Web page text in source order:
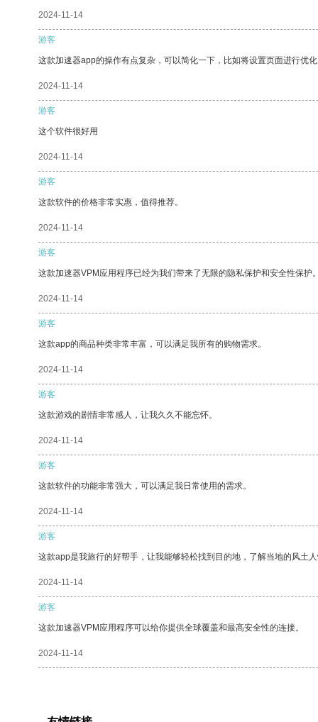
2024-11-14
游客
这款加速器app的操作有点复杂，可以简化一下，比如将设置页面进行优
2024-11-14
游客
这个软件很好用
2024-11-14
游客
这款软件的价格非常实惠，值得推荐。
2024-11-14
游客
这款加速器VPM应用程序已经为我们带来了无限的隐私保护和安全性保护
2024-11-14
游客
这款app的商品种类非常丰富，可以满足我所有的购物需求。
2024-11-14
游客
这款游戏的剧情非常感人，让我久久不能忘怀。
2024-11-14
游客
这款软件的功能非常强大，可以满足我日常使用的需求。
2024-11-14
游客
这款app是我旅行的好帮手，让我能够轻松找到目的地，了解当地的风土
2024-11-14
游客
这款加速器VPM应用程序可以给你提供全球覆盖和最高安全性的连接。
2024-11-14